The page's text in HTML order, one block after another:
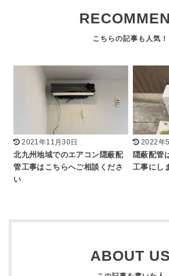
2021年11月30日
北九州地域でのエアコン隠蔽配
管工事はこちらへご相談くださ
い
2022年
隠蔽配管
工事にし
ABOUT US